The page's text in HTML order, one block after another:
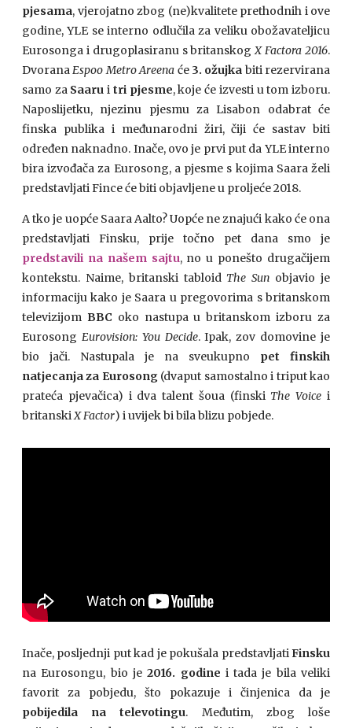
pjesama, vjerojatno zbog (ne)kvalitete prethodnih i ove
godine, YLE se interno odlučila za veliku obožavateljicu
Eurosonga i drugoplasiranu s britanskogX Factora 2016.
DvoranaEspoo Metro Areena će 3. ožujka biti rezervirana
samo za Saarui tri pjesme, koje će izvesti u tom izboru.
Naposlijetku, njezinu pjesmu za Lisabon odabrat će
finska publika i međunarodni žiri, čiji će sastav biti
određen naknadno. Inače, ovo je prvi put da YLE interno
bira izvođača za Eurosong, a pjesme s kojima Saara želi
predstavljati Fince će biti objavljene u proljeće 2018.
A tko je uopće Saara Aalto? Uopće ne znajući kako će ona
predstavljati Finsku, prije točno pet dana smo je
predstavili na našem sajtu, no u ponešto drugačijem
kontekstu. Naime, britanski tabloid The Sun objavio je
informaciju kako je Saara u pregovorima s britanskom
televizijom BBC oko nastupa u britanskom izboru za
Eurosong Eurovision: You Decide. Ipak, zov domovine je
bio jači. Nastupala je na sveukupno pet finskih
natjecanja za Eurosong (dvaput samostalno i triput kao
prateća pjevačica) i dva talent šoua (finski The Voice i
britanskiX Factor) i uvijek bi bila blizu pobjede.
Inače, posljednji put kad je pokušala predstavljati Finsku
na Eurosongu, bio je2016. godine i tada je bila veliki
favorit za pobjedu, što pokazuje i činjenica da je
pobijedila na televotingu. Međutim, zbog loše